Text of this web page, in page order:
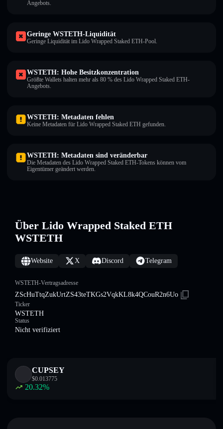
Angebots.
Geringe WSTETH-Liquidität
Geringe Liquidität im Lido Wrapped Staked ETH-Pool.
WSTETH: Hohe Besitzkonzentration
Größte Wallets halten mehr als 80 % des Lido Wrapped Staked ETH-
Angebots.
WSTETH: Metadaten fehlen
Keine Metadaten für Lido Wrapped Staked ETH gefunden.
WSTETH: Metadaten sind veränderbar
Die Metadaten des Lido Wrapped Staked ETH-Tokens können vom
Eigentümer geändert werden.
Über Lido Wrapped Staked ETH
WSTETH
Website X Discord Telegram
WSTETH-Vertragsadresse
ZScHuTtqZukUrtZS43teTKGs2VqkKL8k4QCouR2n6Uo
Ticker
WSTETH
Status
Nicht verifiziert
CUPSEY
$0.013775
20.32%